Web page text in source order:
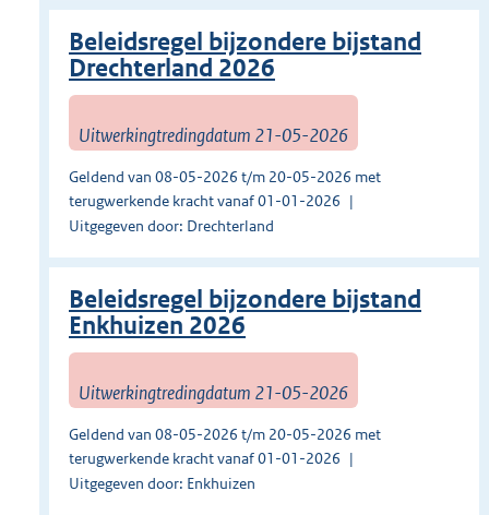
Beleidsregel bijzondere bijstand
Drechterland 2026
Uitwerkingtredingdatum 21-05-2026
Geldend van 08-05-2026 t/m 20-05-2026 met
terugwerkende kracht vanaf 01-01-2026
Uitgegeven door: Drechterland
Beleidsregel bijzondere bijstand
Enkhuizen 2026
Uitwerkingtredingdatum 21-05-2026
Geldend van 08-05-2026 t/m 20-05-2026 met
terugwerkende kracht vanaf 01-01-2026
Uitgegeven door: Enkhuizen